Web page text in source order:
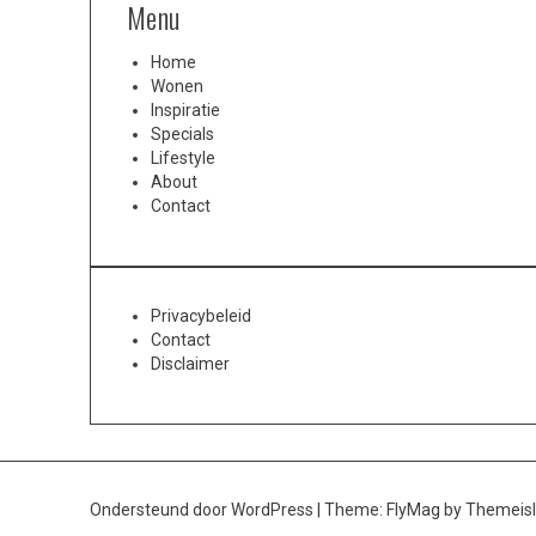
Menu
Home
Wonen
Inspiratie
Specials
Lifestyle
About
Contact
Privacybeleid
Contact
Disclaimer
Ondersteund door WordPress Theme: FlyMag by